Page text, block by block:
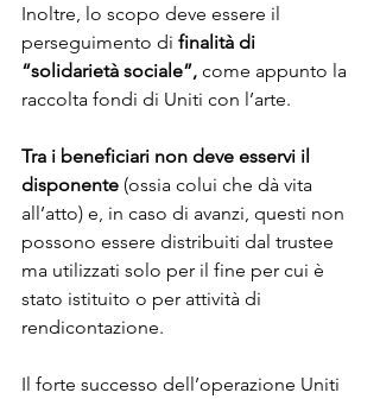
Inoltre, lo scopo deve essere il
perseguimento di finalità di
“solidarietà sociale”, come appunto la
raccolta fondi di Uniti con l’arte.
Tra i beneficiari non deve esservi il
disponente (ossia colui che dà vita
all’atto) e, in caso di avanzi, questi non
possono essere distribuiti dal trustee
ma utilizzati solo per il fine per cui è
stato istituito o per attività di
rendicontazione.
Il forte successo dell’operazione Uniti